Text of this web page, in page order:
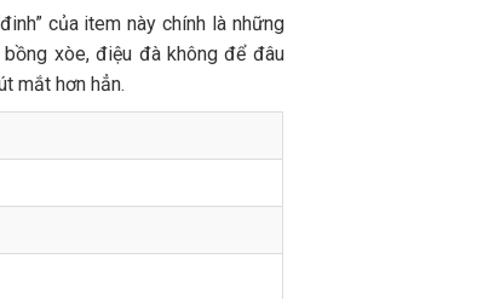
của item này chính là những
xòe, điệu đà không để đâu
mắt hơn hẳn.